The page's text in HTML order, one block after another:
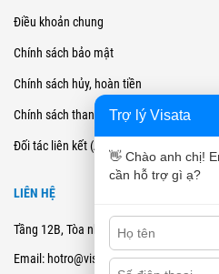
Điều khoản chung
Chính sách bảo mật
Chính sách hủy, hoàn tiền
Chính sách thanh toán
Đối tác liên kết (Affiliate)
LIÊN HỆ
Tầng 12B, Tòa nhà Cienco4 - 180
Email: hotro@visata.vn
Trợ lý Visata
👋 Chào anh chị!
cần hỗ trợ gì ạ?